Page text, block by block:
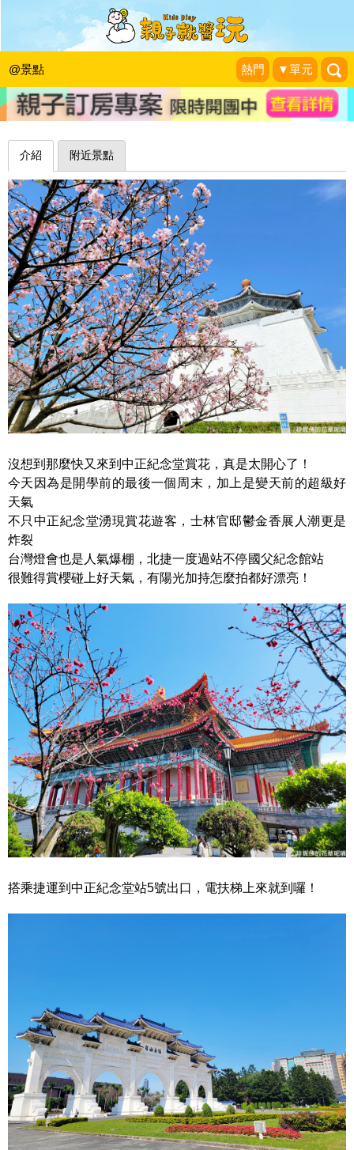
@景點 熱門 ▼單元
捷運出口就能到，藍瓦白牆映襯粉櫻滿
開～台北國立中正紀念堂
❤珍妮佛的花草呢喃❤|2023-02-12
介紹 附近景點
沒想到那麼快又來到中正紀念堂賞花，真是太開心了！
今天因為是開學前的最後一個周末，加上是變天前的超級好
天氣
不只中正紀念堂湧現賞花遊客，士林官邸鬱金香展人潮更是
炸裂
台灣燈會也是人氣爆棚，北捷一度過站不停國父紀念館站
很難得賞櫻碰上好天氣，有陽光加持怎麼拍都好漂亮！
搭乘捷運到中正紀念堂站5號出口，電扶梯上來就到囉！